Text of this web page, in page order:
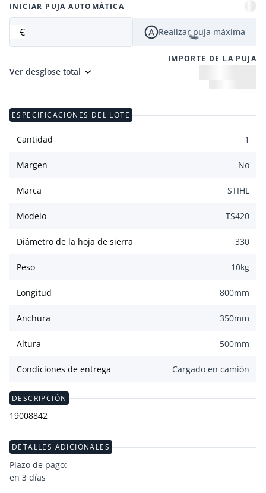
INICIAR PUJA AUTOMÁTICA
€ Realizar puja máxima
IMPORTE DE LA PUJA
Ver desglose total
ESPECIFICACIONES DEL LOTE
Cantidad 1
Margen No
Marca STIHL
Modelo TS420
Diámetro de la hoja de sierra 330
Peso 10kg
Longitud 800mm
Anchura 350mm
Altura 500mm
Condiciones de entrega Cargado en camión
DESCRIPCIÓN
19008842
DETALLES ADICIONALES
Plazo de pago:
en 3 días